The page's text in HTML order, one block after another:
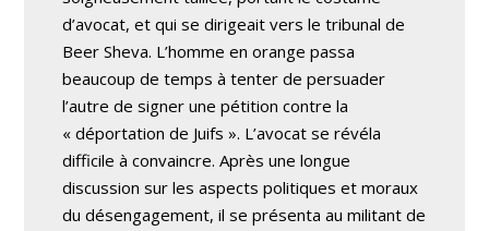
d’avocat, et qui se dirigeait vers le tribunal de
Beer Sheva. L’homme en orange passa
beaucoup de temps à tenter de persuader
l’autre de signer une pétition contre la
« déportation de Juifs ». L’avocat se révéla
difficile à convaincre. Après une longue
discussion sur les aspects politiques et moraux
du désengagement, il se présenta au militant de